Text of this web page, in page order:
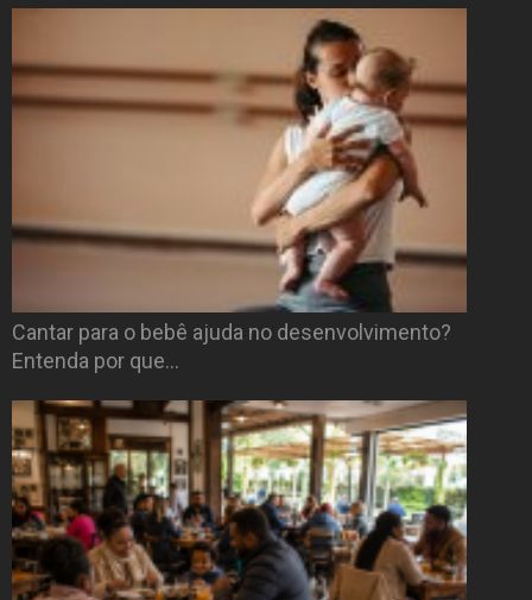
Cantar para o bebê ajuda no desenvolvimento?
Entenda por que…